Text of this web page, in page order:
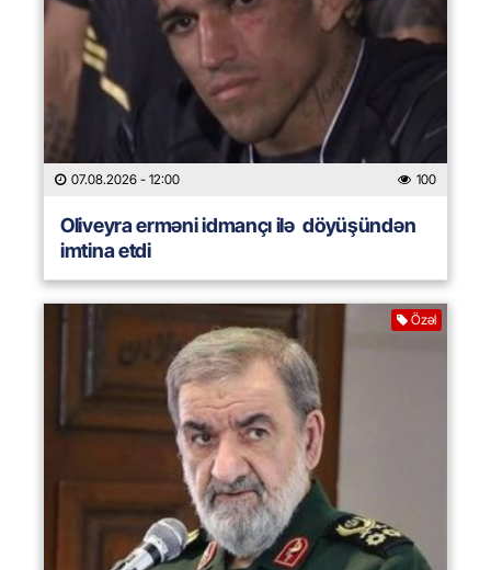
07.08.2026 - 12:00 100
Oliveyra erməni idmançı ilə döyüşündən
imtina etdi
Özəl